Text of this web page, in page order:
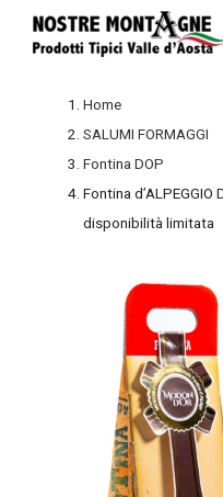
Home
SALUMI FORMAGGI
Fontina DOP
Fontina d’ALPEGGIO
disponibilità limitata